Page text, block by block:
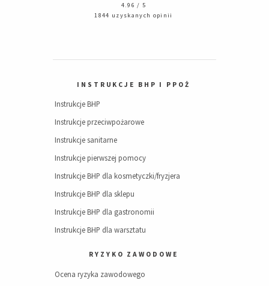
4.96 / 5
1844 uzyskanych opinii
INSTRUKCJE BHP I PPOŻ
Instrukcje BHP
Instrukcje przeciwpożarowe
Instrukcje sanitarne
Instrukcje pierwszej pomocy
Instrukcje BHP dla kosmetyczki/fryzjera
Instrukcje BHP dla sklepu
Instrukcje BHP dla gastronomii
Instrukcje BHP dla warsztatu
RYZYKO ZAWODOWE
Ocena ryzyka zawodowego